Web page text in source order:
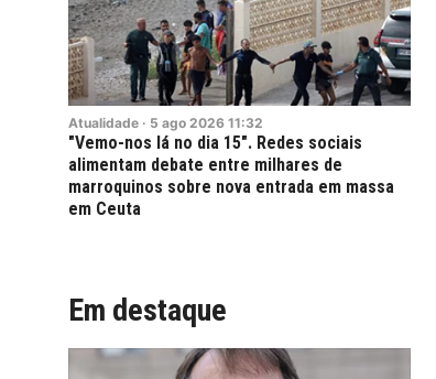
Atualidade · 5 ago 2026 11:32
"Vemo-nos lá no dia 15". Redes sociais
alimentam debate entre milhares de
marroquinos sobre nova entrada em massa
em Ceuta
Em destaque